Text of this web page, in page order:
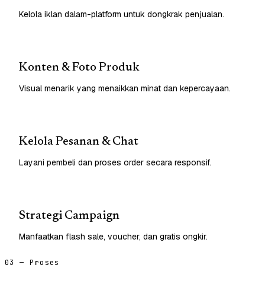
Kelola iklan dalam-platform untuk dongkrak penjualan.
Konten & Foto Produk
Visual menarik yang menaikkan minat dan kepercayaan.
Kelola Pesanan & Chat
Layani pembeli dan proses order secara responsif.
Strategi Campaign
Manfaatkan flash sale, voucher, dan gratis ongkir.
03 — Proses